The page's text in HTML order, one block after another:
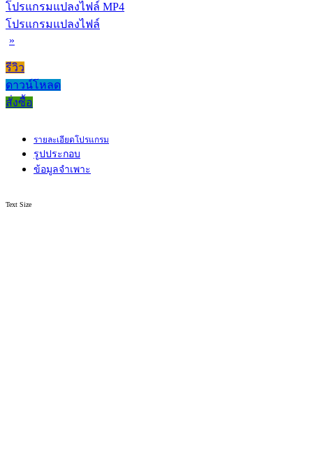
โปรแกรมแปลงไฟล์ MP4
โปรแกรมแปลงไฟล์
»
รีวิว
ดาวน์โหลด
สั่งซื้อ
รายละเอียดโปรแกรม
รูปประกอบ
ข้อมูลจำเพาะ
Text Size